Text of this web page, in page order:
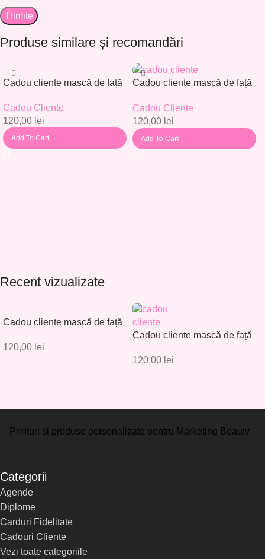
Produse similare și recomandări
Cadou cliente mască de față
Cadou Cliente
120,00 lei
Add To Cart
Cadou cliente mască de față
Cadou Cliente
120,00 lei
Add To Cart
Recent vizualizate
Cadou cliente mască de față
120,00 lei
Cadou cliente mască de față
120,00 lei
Printuri si produse personalizate pentru Marketing Beauty
Categorii
Agende
Diplome
Carduri Fidelitate
Cadouri Cliente
Vezi toate categoriile